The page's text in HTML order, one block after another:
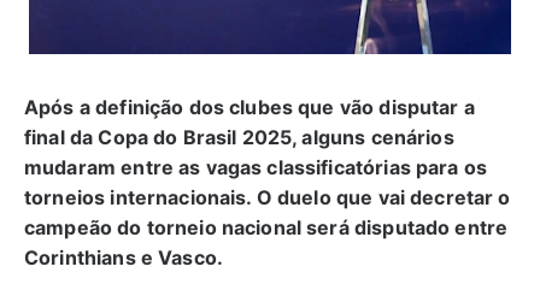
Após a definição dos clubes que vão disputar a
final da Copa do Brasil 2025, alguns cenários
mudaram entre as vagas classificatórias para os
torneios internacionais. O duelo que vai decretar o
campeão do torneio nacional será disputado entre
Corinthians e Vasco.